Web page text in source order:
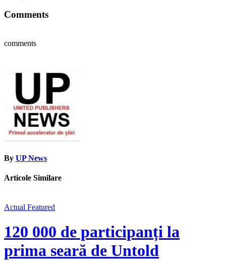
Comments
comments
By UP News
Articole Similare
Actual Featured
120 000 de participanți la
prima seară de Untold